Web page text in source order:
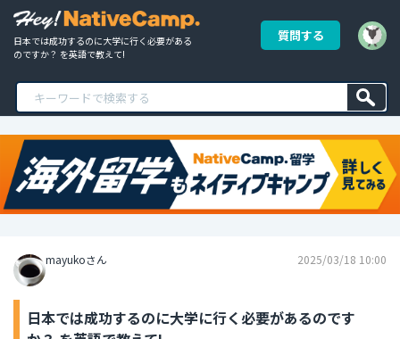
日本では成功するのに大学に行く必要がある
のですか？ を英語で教えて!
質問する
mayukoさん 2025/03/18 10:00
日本では成功するのに大学に行く必要があるのです